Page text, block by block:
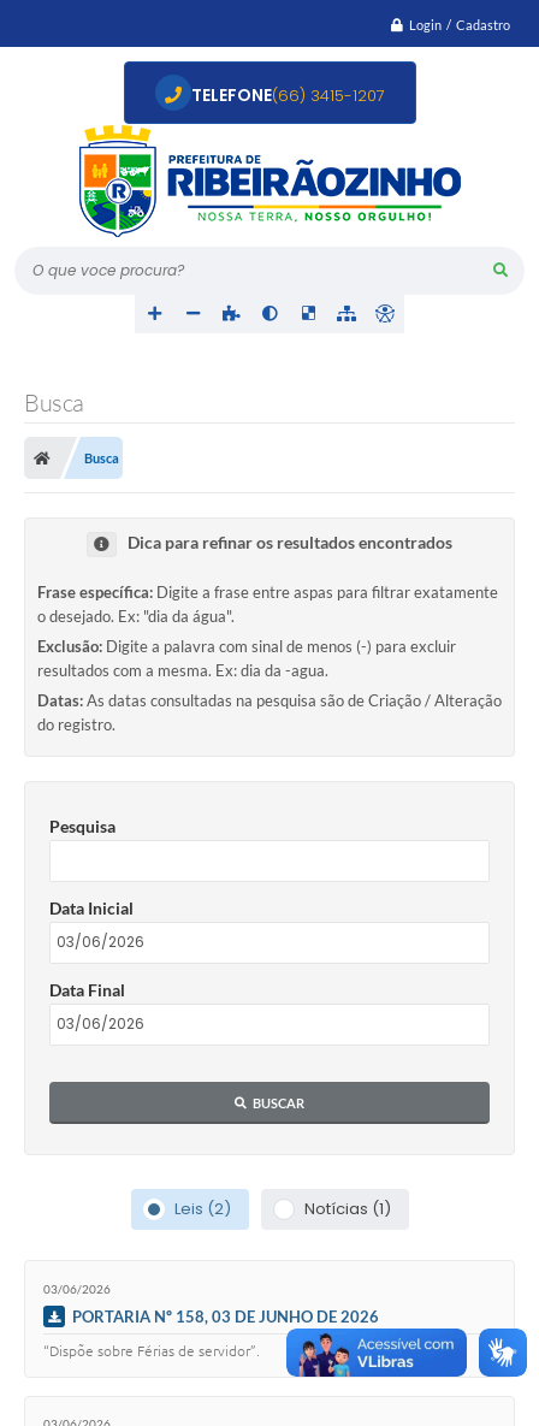
Login / Cadastro
O que voce procura?
TELEFONE(66) 3415-1207
Busca
Busca
Dica para refinar os resultados encontrados
Frase específica: Digite a frase entre aspas para filtrar exatamente
o desejado. Ex: "dia da água".
Exclusão: Digite a palavra com sinal de menos (-) para excluir
resultados com a mesma. Ex: dia da -agua.
Datas:As datas consultadas na pesquisa são de Criação / Alteração
do registro.
Pesquisa
Data Inicial
Data Final
BUSCAR
Leis (2) Notícias (1)
03/06/2026
PORTARIA Nº 158, 03 DE JUNHO DE 2026
“Dispõe sobre Férias de servidor”.